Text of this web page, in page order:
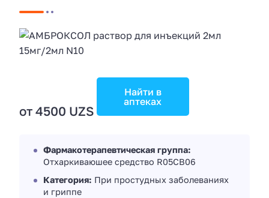
от 4500 UZS
Найти в
аптеках
Фармакотерапевтическая группа:
Отхаркиваюшее средство R05CB06
Категория: При простудных заболеваниях
и гриппе